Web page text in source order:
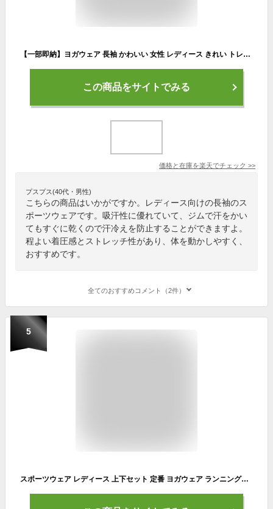
【一部即納】ヨガウェア 長袖 かわいい 女性 レディース きれい トレーニング ストレッチ 着圧 伸縮性 ピラティス 吸水速乾 無地 フィットネス 運動会 体育祭 トレーニングウェア ジム 運動着 ダイエット ランニング
この商品をサイトでみる
価格と在庫を楽天でチェック >>
プスプス(40代・男性)
こちらの商品はいかがですか。レディース向けの長袖のス
ポーツウェアです。吸汗性に優れていて、ジムで汗をかい
てもすぐに乾くので汗冷えを防止することができますよ。
程よい着圧感とストレッチ性があり、体を動かしやすく、
おすすめです。
全てのおすすめコメント（2件）
5
スポーツウェア レディース 上下セット 定番 ヨガウェア ランニングウェア 4点セット 4点 セット トレーニングウェア ジムウェア 半袖 スポーツブラ ロングパンツ ショートパンツ おしゃれ フィット セットアップ ヨガ ジム トップス